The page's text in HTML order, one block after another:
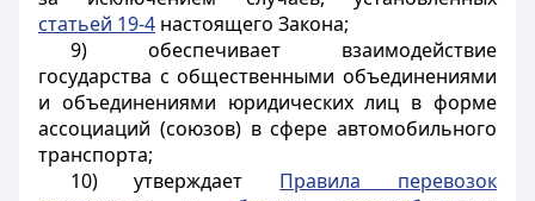
статьей 19-4 настоящего Закона;
9) обеспечивает взаимодействие
государства с общественными объединениями
и объединениями юридических лиц в форме
ассоциаций (союзов) в сфере автомобильного
транспорта;
10) утверждает Правила перевозок